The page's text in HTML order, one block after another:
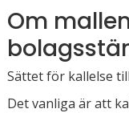
Om
Sättet för kallelse
Det vanliga är att